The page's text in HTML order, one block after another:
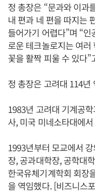
정 총장은 “문과와 이과
내 편과 네 편을 따지는
들어가기 어렵다”며 “
로운 테크놀로지는 여
꽃을 활짝 피울 수 있다
정 총장은 고려대 114년
1983년 고려대 기계공
사, 미국 미네소타대에
1993년부터 모교에서
장, 공과대학장, 공학대
한국유체기계학회 회장
을 역임했다. [비즈니스